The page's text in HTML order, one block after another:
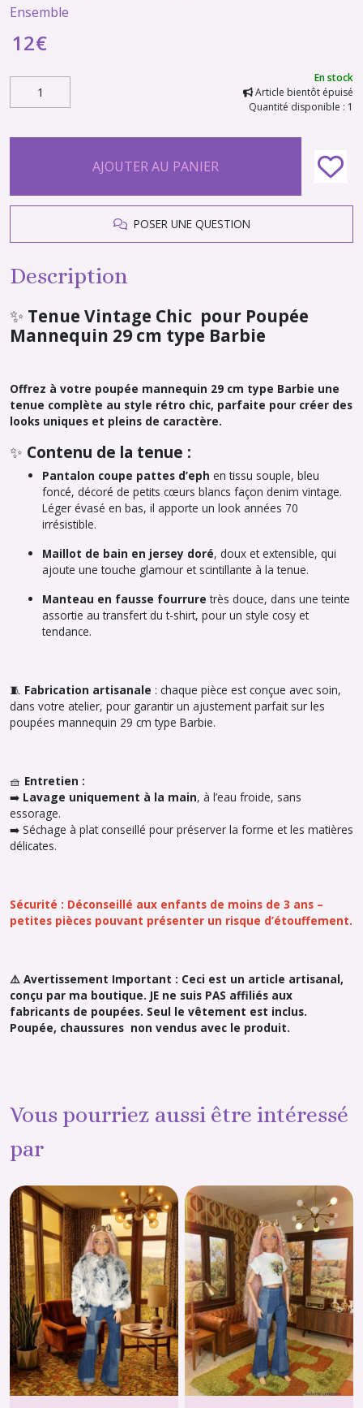
Ensemble
12€
En stock
Article bientôt épuisé
Quantité disponible : 1
AJOUTER AU PANIER
POSER UNE QUESTION
Description
✨ Tenue Vintage Chic pour Poupée
Mannequin 29 cm type Barbie
Offrez à votre poupée mannequin 29 cm type Barbie une
tenue complète au style rétro chic, parfaite pour créer des
looks uniques et pleins de caractère.
✨ Contenu de la tenue :
Pantalon coupe pattes d’eph en tissu souple, bleu
foncé, décoré de petits cœurs blancs façon denim vintage.
Léger évasé en bas, il apporte un look années 70
irrésistible.
Maillot de bain en jersey doré, doux et extensible, qui
ajoute une touche glamour et scintillante à la tenue.
Manteau en fausse fourrure très douce, dans une teinte
assortie au transfert du t-shirt, pour un style cosy et
tendance.
🧵 Fabrication artisanale : chaque pièce est conçue avec soin,
dans votre atelier, pour garantir un ajustement parfait sur les
poupées mannequin 29 cm type Barbie.
🧺 Entretien :
➡️ Lavage uniquement à la main, à l’eau froide, sans
essorage.
➡️ Séchage à plat conseillé pour préserver la forme et les matières
délicates.
Sécurité : Déconseillé aux enfants de moins de 3 ans –
petites pièces pouvant présenter un risque d’étouffement.
⚠️ Avertissement Important : Ceci est un article artisanal,
conçu par ma boutique. JE ne suis PAS affiliés aux
fabricants de poupées. Seul le vêtement est inclus.
Poupée, chaussures non vendus avec le produit.
Vous pourriez aussi être intéressé
par